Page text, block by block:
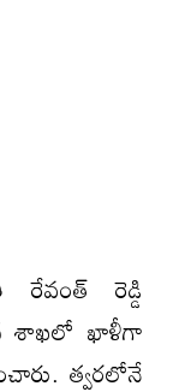
రేవంత్ రెడ్డి
శాఖలో ఖాళీగా
త్వరలోనే